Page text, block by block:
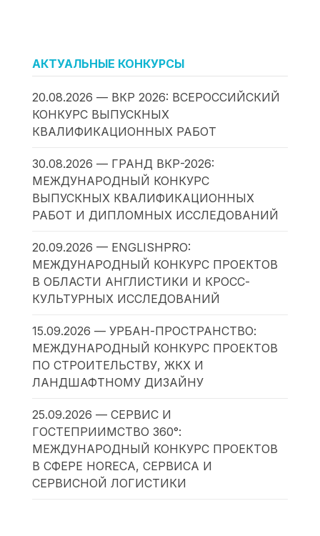
АКТУАЛЬНЫЕ КОНКУРСЫ
20.08.2026 — ВКР 2026: ВСЕРОССИЙСКИЙ
КОНКУРС ВЫПУСКНЫХ
КВАЛИФИКАЦИОННЫХ РАБОТ
30.08.2026 — ГРАНД ВКР-2026:
МЕЖДУНАРОДНЫЙ КОНКУРС
ВЫПУСКНЫХ КВАЛИФИКАЦИОННЫХ
РАБОТ И ДИПЛОМНЫХ ИССЛЕДОВАНИЙ
20.09.2026 — ENGLISHPRO:
МЕЖДУНАРОДНЫЙ КОНКУРС ПРОЕКТОВ
В ОБЛАСТИ АНГЛИСТИКИ И КРОСС-
КУЛЬТУРНЫХ ИССЛЕДОВАНИЙ
15.09.2026 — УРБАН-ПРОСТРАНСТВО:
МЕЖДУНАРОДНЫЙ КОНКУРС ПРОЕКТОВ
ПО СТРОИТЕЛЬСТВУ, ЖКХ И
ЛАНДШАФТНОМУ ДИЗАЙНУ
25.09.2026 — СЕРВИС И
ГОСТЕПРИИМСТВО 360°:
МЕЖДУНАРОДНЫЙ КОНКУРС ПРОЕКТОВ
В СФЕРЕ HORECA, СЕРВИСА И
СЕРВИСНОЙ ЛОГИСТИКИ